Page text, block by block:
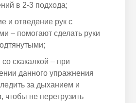
в 2-3 подхода;
и отведение рук с
– помогают сделать руки
скакалкой – при
данного упражнения
за дыханием и
чтобы не перегрузить